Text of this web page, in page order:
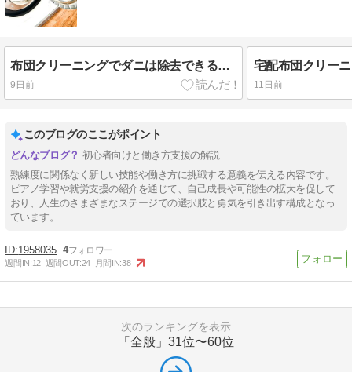
布団クリーニングでダニは除去できる？効果・料金・おすすめの方法を解説
9日前 11日前
このブログのここがポイント
初心者向けと働き方支援の解説
熟練度に関係なく新しい技能や働き方に挑戦する意義を伝える内容です。
ピアノ学習や就労支援の紹介を通じて、自己成長や可能性の拡大を促して
おり、人生のさまざまなステージでの選択肢と勇気を引き出す構成となっ
ています。
1958035 4
週間IN:12 週間OUT:24 月間IN:38
次のランキングを表示
「全般」 31位〜60位